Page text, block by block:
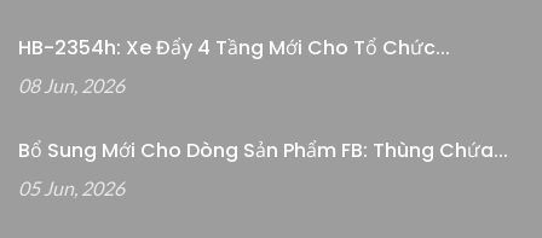
HB-2354h: Xe Đẩy 4 Tầng Mới Cho Tổ Chức...
08 Jun, 2026
Bổ Sung Mới Cho Dòng Sản Phẩm FB: Thùng Chứa...
05 Jun, 2026